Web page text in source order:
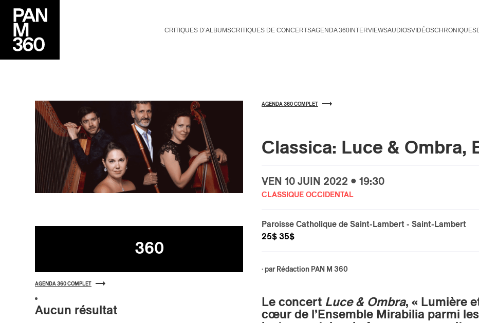
CRITIQUES D’ALBUMSCRITIQUES DE CONCERTSAGENDA 360INTERVIEWSAUDIOSVIDÉOSCHRONIQUES
360
AGENDA 360 COMPLET
Aucun résultat
AGENDA 360 COMPLET
Classica: Luce & Ombra,
VEN 10 JUIN 2022 • 19:30
CLASSIQUE OCCIDENTAL
Paroisse Catholique de Saint-Lambert - Saint-Lambert
25$ 35$
· par Rédaction PAN M 360
Le concert Luce & Ombra, « Lumière
cœur de l’Ensemble Mirabilia parmi